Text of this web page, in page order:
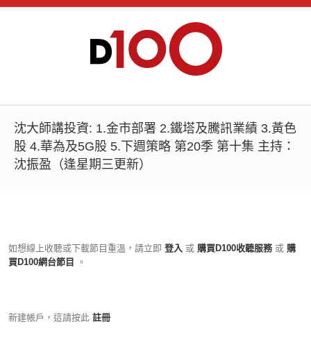
沈大師講投資: 1.金市部署 2.鐵塔及騰訊業績 3.黃色
股 4.華為及5G股 5.下週策略 第20季 第十集 主持：
沈振盈（逢星期三更新）
如想線上收聽或下載節目重溫，請立即 登入 或 購買D100收聽服務 或 購
買D100網台節目
。
新建帳戶，這請按此 註冊